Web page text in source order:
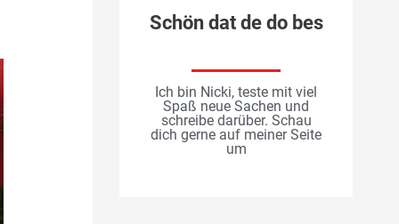
Schön dat de do bes
Ich bin Nicki, teste mit viel
Spaß neue Sachen und
schreibe darüber. Schau
dich gerne auf meiner Seite
um